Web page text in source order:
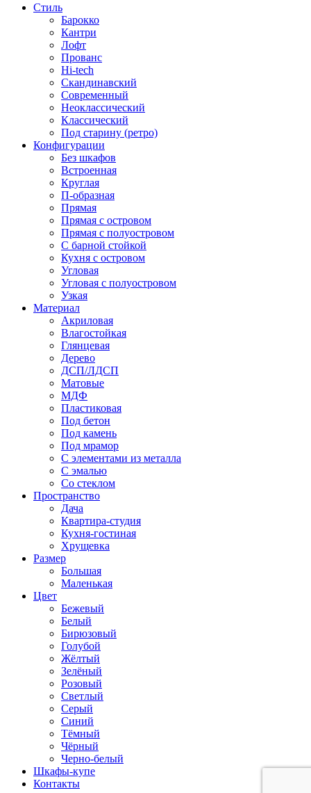
Стиль
Барокко
Кантри
Лофт
Прованс
Hi-tech
Скандинавский
Современный
Неоклассический
Классический
Под старину (ретро)
Конфигурации
Без шкафов
Встроенная
Круглая
П-образная
Прямая
Прямая с островом
Прямая с полуостровом
С барной стойкой
Кухня с островом
Угловая
Угловая с полуостровом
Узкая
Материал
Акриловая
Влагостойкая
Глянцевая
Дерево
ДСП/ЛДСП
Матовые
МДФ
Пластиковая
Под бетон
Под камень
Под мрамор
С элементами из металла
С эмалью
Со стеклом
Пространство
Дача
Квартира-студия
Кухня-гостиная
Хрущевка
Размер
Большая
Маленькая
Цвет
Бежевый
Белый
Бирюзовый
Голубой
Жёлтый
Зелёный
Розовый
Светлый
Серый
Синий
Тёмный
Чёрный
Черно-белый
Шкафы-купе
Контакты